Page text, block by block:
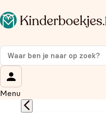
Menu
Op de hoogte blijven van
Meld je aan voor onze
korting
Wat is je voornaam?